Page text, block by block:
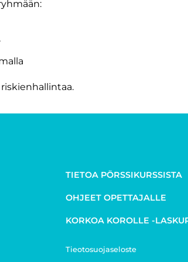
TIETOA PÖRSSIKURSSISTA
OHJEET OPETTAJALLE
KORKOA KOROLLE -
Tieotosuojaseloste